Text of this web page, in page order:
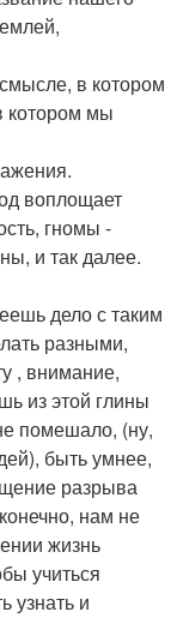
в котором
котором мы
воплощает
гномы -
и так далее.
дело с таким
разными,
, внимание,
из этой глины
помешало, (ну,
быть умнее,
разрыва
нам не
жизнь
учиться
узнать и